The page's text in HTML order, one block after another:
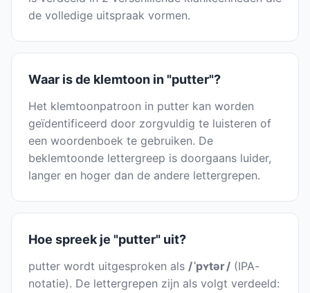
de volledige uitspraak vormen.
Waar is de klemtoon in "putter"?
Het klemtoonpatroon in putter kan worden
geïdentificeerd door zorgvuldig te luisteren of
een woordenboek te gebruiken. De
beklemtoonde lettergreep is doorgaans luider,
langer en hoger dan de andere lettergrepen.
Hoe spreek je "putter" uit?
putter wordt uitgesproken als / ˈpʏtər / (IPA-
notatie). De lettergrepen zijn als volgt verdeeld: